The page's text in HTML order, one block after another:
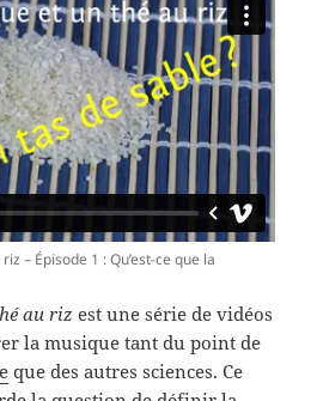
– Épisode 1 : Qu’est-ce que la
au riz est une série de vidéos
la musique tant du point de
que des autres sciences. Ce